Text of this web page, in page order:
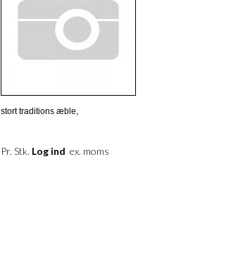
stort traditions æble,
Pr. Stk. Log ind ex. moms